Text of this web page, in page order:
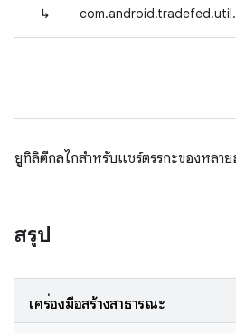
↳
ยูทิลิตีกลไกสำหรับแชร์ตรรกะของหลา
สรุป
เครื่องมือสร้างสาธารณะ